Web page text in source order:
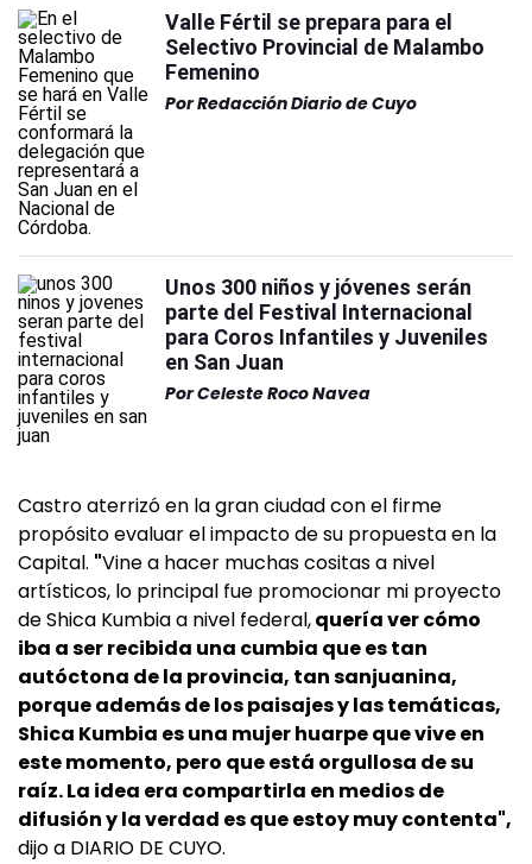
Valle Fértil se prepara para el
Selectivo Provincial de Malambo
Femenino
PorRedacción Diario de Cuyo
Unos 300 niños y jóvenes serán
parte del Festival Internacional
para Coros Infantiles y Juveniles
en San Juan
PorCeleste Roco Navea
Castro aterrizó en la gran ciudad con el firme
propósito evaluar el impacto de su propuesta en la
Capital. "Vine a hacer muchas cositas a nivel
artísticos, lo principal fue promocionar mi proyecto
de Shica Kumbia a nivel federal,quería ver cómo
iba a ser recibida una cumbia que es tan
autóctona de la provincia, tan sanjuanina,
porque además de los paisajes y las temáticas,
Shica Kumbia es una mujer huarpe que vive en
este momento, pero que está orgullosa de su
raíz. La idea era compartirla en medios de
difusión y la verdad es que estoy muy contenta",
dijo a DIARIO DE CUYO.